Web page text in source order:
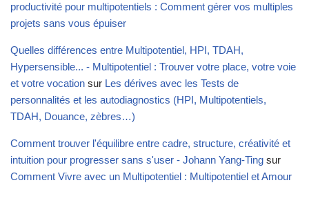
productivité pour multipotentiels : Comment gérer vos multiples
projets sans vous épuiser
Quelles différences entre Multipotentiel, HPI, TDAH,
Hypersensible... - Multipotentiel : Trouver votre place, votre voie
et votre vocation sur Les dérives avec les Tests de
personnalités et les autodiagnostics (HPI, Multipotentiels,
TDAH, Douance, zèbres…)
Comment trouver l'équilibre entre cadre, structure, créativité et
intuition pour progresser sans s'user - Johann Yang-Ting sur
Comment Vivre avec un Multipotentiel : Multipotentiel et Amour